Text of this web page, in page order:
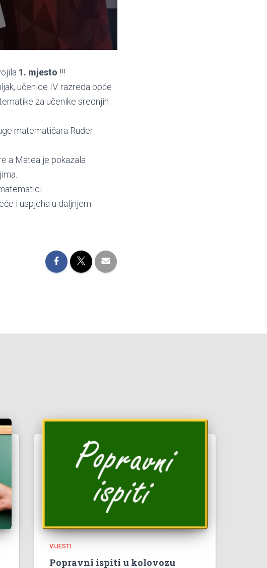
1. mjesto !!!
učenice IV. razreda opće
za učenike srednjih
matematičara Ruđer
a Matea je pokazala
i uspjeha u daljnjem
VIJESTI
Popravni ispiti u kolovozu